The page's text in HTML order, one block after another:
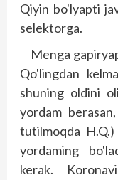
Qiyin bo'lyapti
selektorga.
Menga
Qo'lingdan
shuning oldini
yordam
tutilmoqda
yordaming
kerak.